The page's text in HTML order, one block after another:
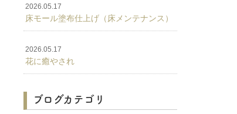
2026.05.17
床モール塗布仕上げ（床メンテナンス）
2026.05.17
花に癒やされ
ブログカテゴリ